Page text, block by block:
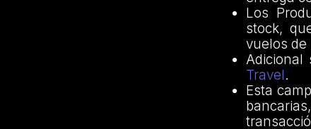
Los
stock,
vuelos de
Adicional
Travel.
Esta